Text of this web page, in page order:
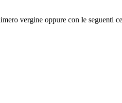
vergine oppure con le seguenti